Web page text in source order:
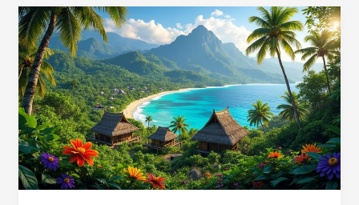
solution
de
titrage
révolutionne
la
gestion
des
documents